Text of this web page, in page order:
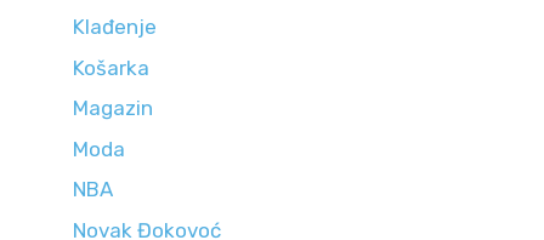
Klađenje
Košarka
Magazin
Moda
NBA
Novak Đokovoć